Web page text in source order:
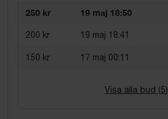
250 kr 19 maj 18:50
200 kr 19 maj 18:41
150 kr 17 maj 00:11
Visa alla bud (5)